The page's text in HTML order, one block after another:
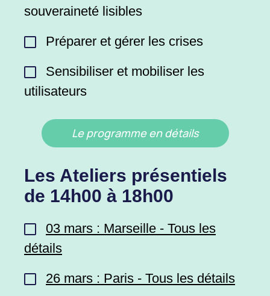
souveraineté lisibles
Préparer et gérer les crises
Sensibiliser et mobiliser les
utilisateurs
Le programme en détails
Les Ateliers présentiels
de 14h00 à 18h00
03 mars : Marseille - Tous les
détails
26 mars : Paris - Tous les détails